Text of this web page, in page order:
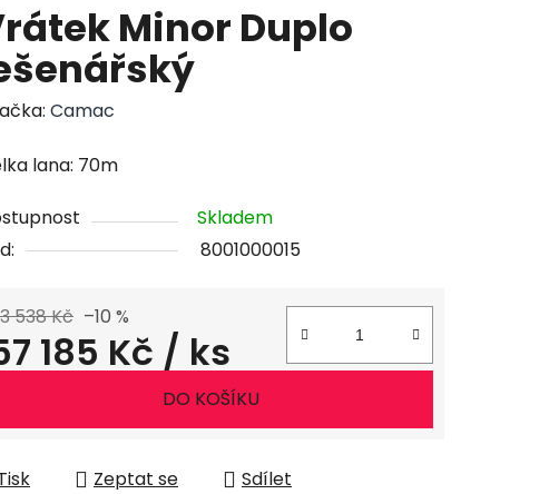
Minor Duplo
Camac
lana: 70m
Skladem
8001000015
538 Kč –10 %
185 Kč / ks
DO KOŠÍKU
Zeptat se Sdílet